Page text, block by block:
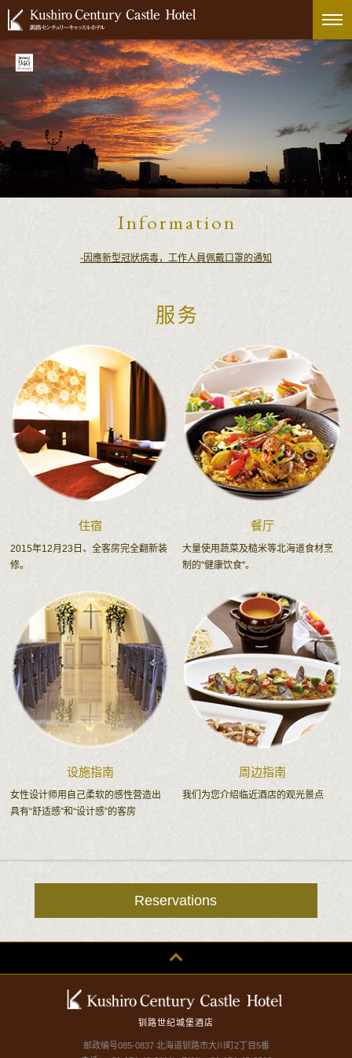
Information
-因應新型冠狀病毒，工作人員佩戴口罩的通知
服务
住宿
2015年12月23日、全客房完全翻新装
修。
餐厅
大量使用蔬菜及糙米等北海道食材烹
制的"健康饮食"。
设施指南
女性设计师用自己柔软的感性营造出
具有“舒适感”和“设计感”的客房
周边指南
我们为您介绍临近酒店的观光景点
Reservations
钏路世纪城堡酒店
邮政编号085-0837 北海道钏路市大川町2丁目5番